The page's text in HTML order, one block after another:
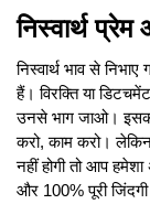
निस्वार्थ
निस्वार्थ भाव से
हैं। विरक्ति या
उनसे भाग जाओ।
करो, काम करो। लेकिन
नहीं होगी तो आप
और 100% पूरी